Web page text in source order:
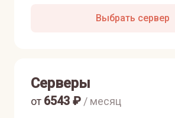
Выбрать сервер
Серверы
от 6543 ₽ / месяц